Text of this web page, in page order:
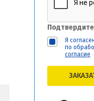
Я
по
согласие